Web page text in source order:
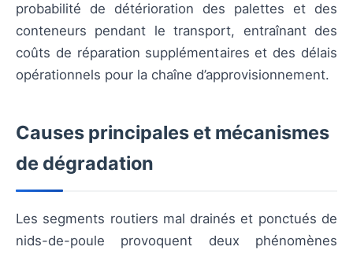
probabilité de détérioration des palettes et des
conteneurs pendant le transport, entraînant des
coûts de réparation supplémentaires et des délais
opérationnels pour la chaîne d’approvisionnement.
Causes principales et mécanismes
de dégradation
Les segments routiers mal drainés et ponctués de
nids-de-poule provoquent deux phénomènes